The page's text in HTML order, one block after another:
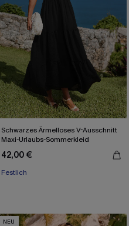
Schwarzes Ärmelloses V-Ausschnitt
Maxi-Urlaubs-Sommerkleid
42,00 €
Festlich
NEU